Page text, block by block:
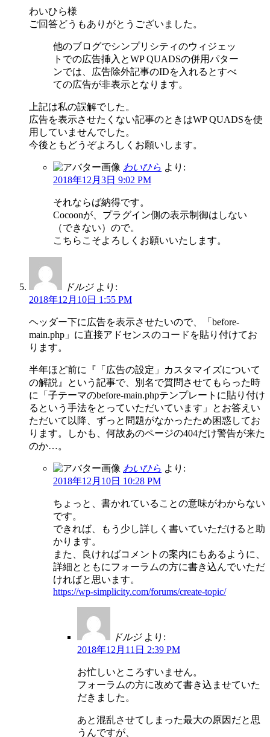
わいひら様
ご回答どうもありがとうございました。
他のブログでシンプリシティのウィジェッ
トでの広告挿入とWP QUADSの併用パター
ンでは、広告除外記事のIDを入れるとすべ
ての広告が非表示となります。
上記は私の誤解でした。
広告を表示させたくない記事のときはWP QUADSを使
用していませんでした。
今後ともどうぞよろしくお願いします。
わいひら より:
2018年12月3日 9:02 PM
それならば納得です。
Cocoonが、プラグイン側の表示制御はしない
（できない）ので。
こちらこそよろしくお願いいたします。
ドルジ より:
2018年12月10日 1:55 PM
ヘッダー下に広告を表示させたいので、「before-
main.php」に直接アドセンスのコードを貼り付けてお
ります。
半年ほど前に『「広告の設定」カスタマイズについて
の解説』という記事で、別名で質問させてもらった時
に「子テーマのbefore-main.phpテンプレートに貼り付け
るという手法をとっていただいています」とお答えい
ただいて以降、ずっと問題がなかったため困惑してお
ります。しかも、何故あのページの404だけ警告が来た
のか…。
わいひら より:
2018年12月10日 10:28 PM
ちょっと、書かれていることの意味がわからない
です。
できれば、もう少し詳しく書いていただけると助
かります。
また、良ければコメントの案内にもあるように、
詳細とともにフォーラムの方に書き込んでいただ
ければと思います。
https://wp-simplicity.com/forums/create-topic/
ドルジ より:
2018年12月11日 2:39 PM
お忙しいところすいません。
フォーラムの方に改めて書き込ませていた
だきました。
あと混乱させてしまった最大の原因だと思
うんですが、